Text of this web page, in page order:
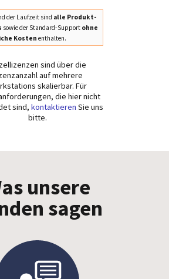
der Laufzeit sind alle Produkt-
sowie der Standard-Support ohne
Kosten enthalten.
sind über die
auf mehrere
skalierbar. Für
die hier nicht
sind, kontaktieren Sie uns
bitte.
unsere
sagen